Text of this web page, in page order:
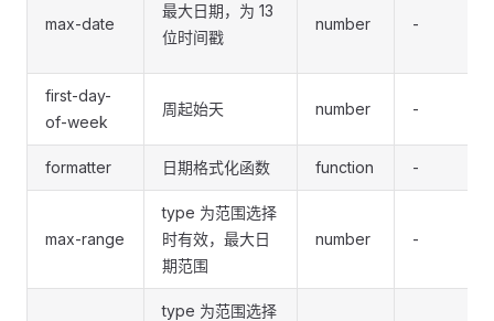
max-date
最大日期，为 13
位时间戳
number -
first-day-
of-week
周起始天 number -
formatter 日期格式化函数 function -
max-range
type 为范围选择
时有效，最大日
期范围
number -
type 为范围选择